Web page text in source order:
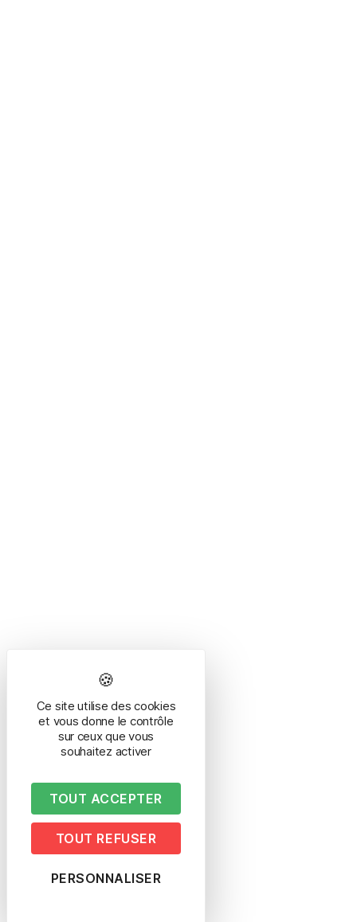
Ce site utilise des cookies
et vous donne le contrôle
sur ceux que vous
souhaitez activer
TOUT ACCEPTER
TOUT REFUSER
PERSONNALISER